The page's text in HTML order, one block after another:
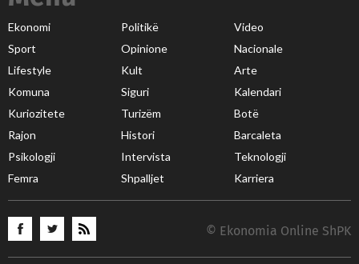
Ekonomi Politikë
Video
Sport
Opinione
Nacionale
Lifestyle
Kult
Arte
Komuna
Siguri
Kalendari
Kuriozitete
Turizëm
Botë
Rajon
Histori
Barcaleta
Psikologji
Intervista
Teknologji
Femra
Shpalljet Karriera
© Ekonomia Online ShPK